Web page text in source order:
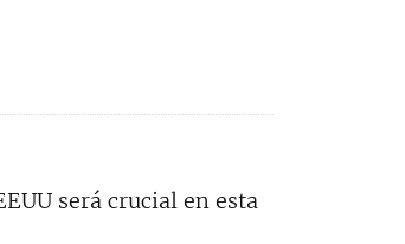
será crucial en esta